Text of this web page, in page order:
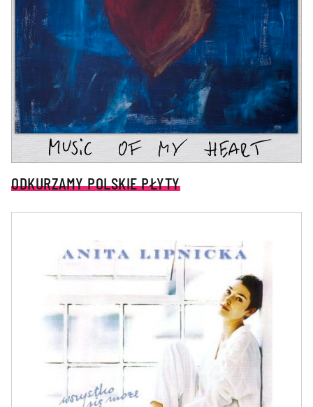
ODKURZAMY POLSKIE PŁYTY